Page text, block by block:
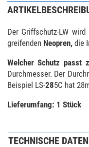
Der Griffschutz-LW
greifenden Neopren,die
Welcher Schutz passt
Durchmesser. Der
Beispiel LS-285C hat
Lieferumfang: 1 Stück
TECHNISCHE DATEN